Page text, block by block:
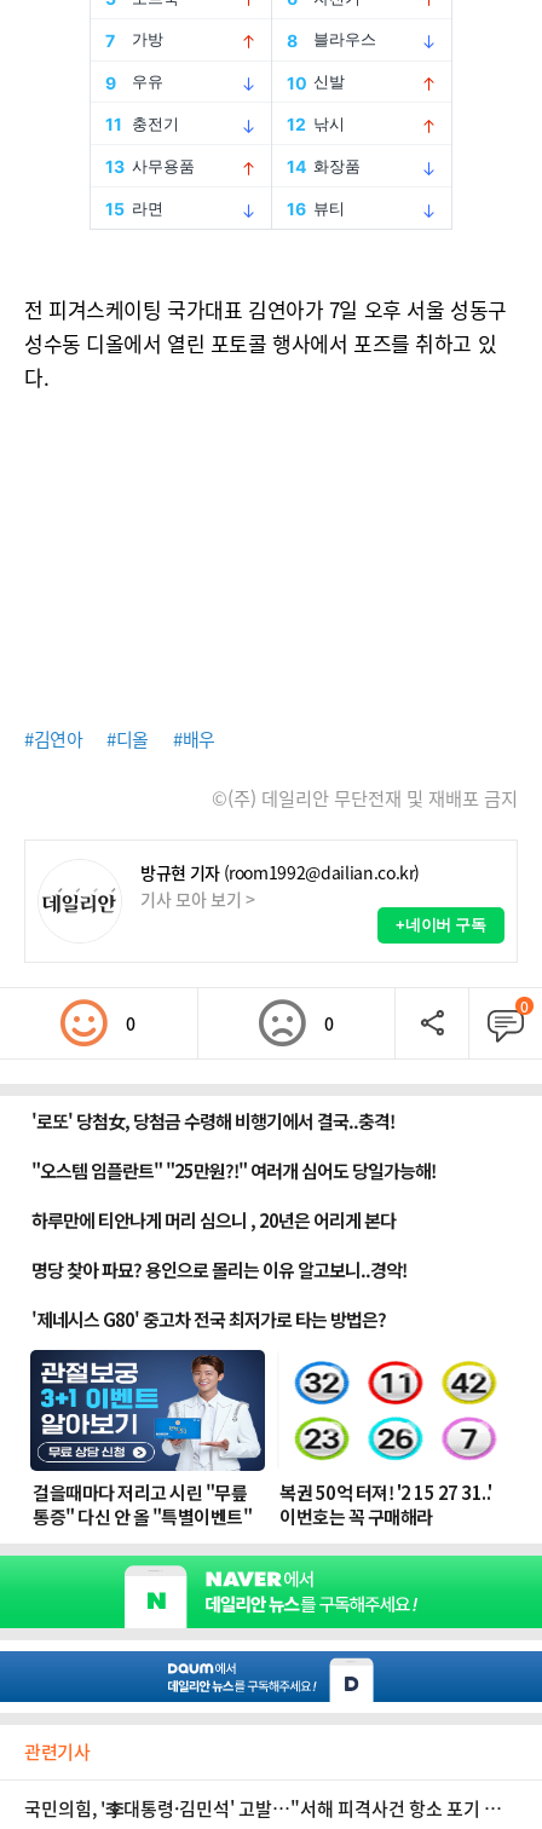
전 피겨스케이팅 국가대표 김연아가 7일 오후 서울 성동구
성수동 디올에서 열린 포토콜 행사에서 포즈를 취하고 있
다.
#김연아 #디올 #배우
©(주) 데일리안 무단전재 및 재배포 금지
방규현 기자 (room1992@dailian.co.kr)
기사 모아 보기 >
+네이버 구독
0 0
0
관련기사
국민의힘, '李대통령·김민석' 고발…"서해 피격사건 항소 포기 외